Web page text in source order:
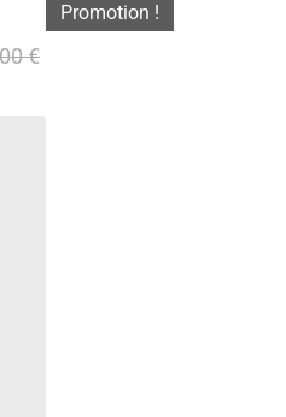
Promotion !
€